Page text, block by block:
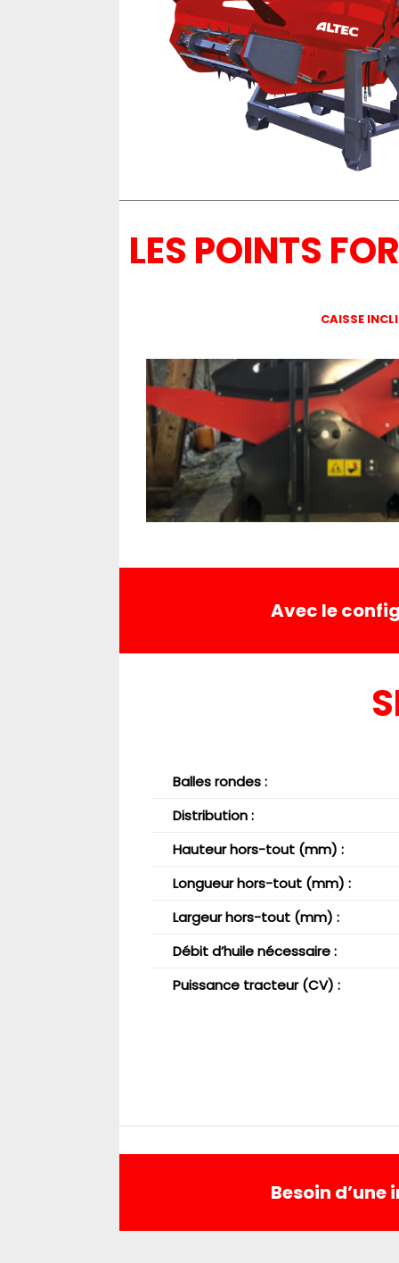
LES POINTS
CAISSE
Avec le
Balles rondes:
Distribution:
Hauteur hors-tout (mm) :
Longueur hors-tout (mm) :
Largeur hors-tout (mm) :
Débit d’huile nécessaire :
Puissance tracteur (CV) :
Besoin